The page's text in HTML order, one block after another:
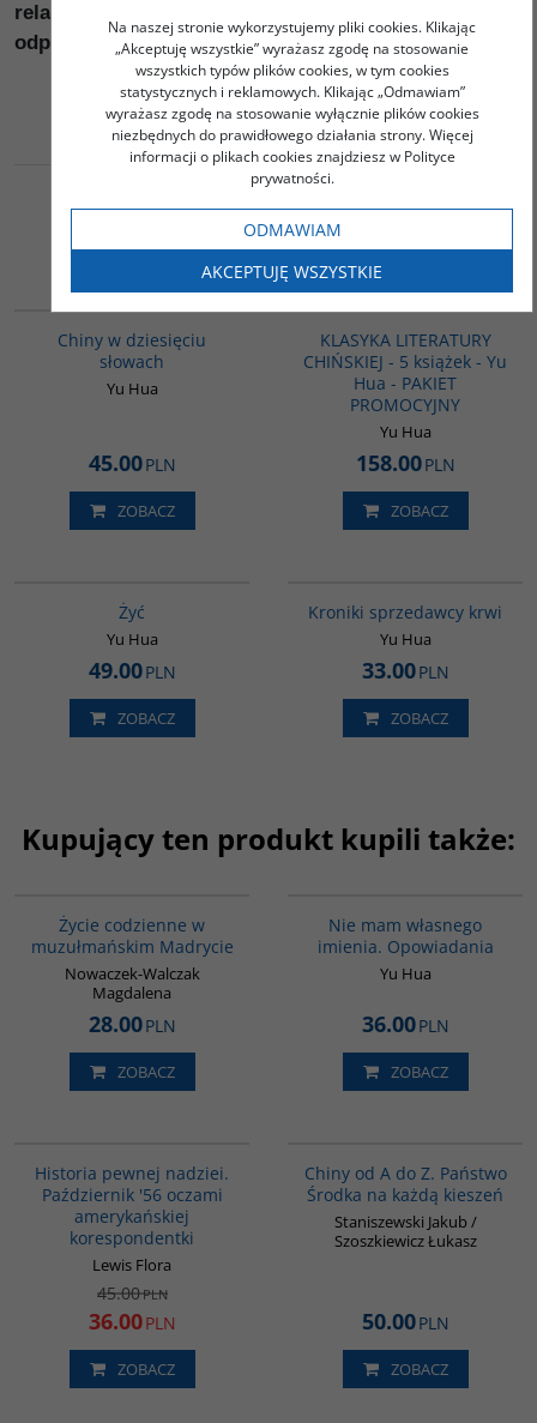
relacjach z podróży? Na te i inne pytania znajdziemy
odpowiedź w niniejszej książce.
Podobna tematyka
00003G
Chiny w dziesięciu
słowach
Yu Hua
45.00PLN
ZOBACZ
PAG1011
KLASYKA LITERATURY
CHIŃSKIEJ - 5 książek - Yu
Hua - PAKIET
PROMOCYJNY
Yu Hua
158.00PLN
ZOBACZ
Żyć
Yu Hua
49.00PLN
ZOBACZ
Kroniki sprzedawcy krwi
Yu Hua
33.00PLN
ZOBACZ
Kupujący ten produkt kupili także:
Życie codzienne w
muzułmańskim Madrycie
Nowaczek-Walczak
Magdalena
28.00PLN
ZOBACZ
Nie mam własnego
imienia. Opowiadania
Yu Hua
36.00PLN
ZOBACZ
Historia pewnej nadziei.
Październik '56 oczami
amerykańskiej
korespondentki
Lewis Flora
45.00PLN
36.00PLN
ZOBACZ
Chiny od A do Z. Państwo
Środka na każdą kieszeń
Staniszewski Jakub /
Szoszkiewicz Łukasz
50.00PLN
ZOBACZ
Na naszej stronie wykorzystujemy pliki cookies. Klikając
„Akceptuję wszystkie” wyrażasz zgodę na stosowanie
wszystkich typów plików cookies, w tym cookies
statystycznych i reklamowych. Klikając „Odmawiam”
wyrażasz zgodę na stosowanie wyłącznie plików cookies
niezbędnych do prawidłowego działania strony. Więcej
informacji o plikach cookies znajdziesz w Polityce
prywatności.
ODMAWIAM
AKCEPTUJĘ WSZYSTKIE